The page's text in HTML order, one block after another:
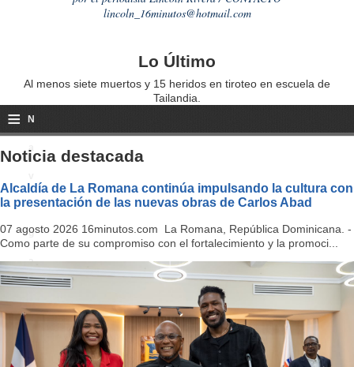
lincoln_16minutos@hotmail.com
Lo Último
Al menos siete muertos y 15 heridos en tiroteo en escuela de
Tailandia.
≡ N
a
i
g
a
ti
o
n
Noticia destacada
Alcaldía de La Romana continúa impulsando la cultura con
la presentación de las nuevas obras de Carlos Abad
07 agosto 2026 16minutos.com La Romana, República Dominicana. -
Como parte de su compromiso con el fortalecimiento y la promoci...